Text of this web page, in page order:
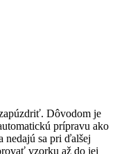
Dôvodom je
prípravu ako
nedajú sa pri ďalšej
vzorku až do jej